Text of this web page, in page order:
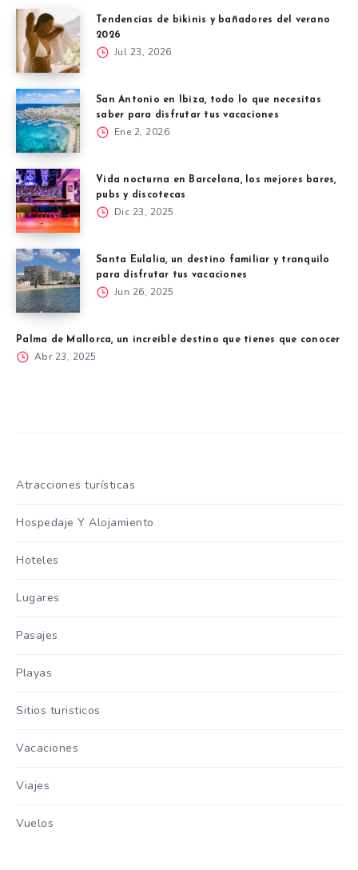
Tendencias de bikinis y bañadores del verano
2026
Jul 23, 2026
San Antonio en Ibiza, todo lo que necesitas
saber para disfrutar tus vacaciones
Ene 2, 2026
Vida nocturna en Barcelona, los mejores bares,
pubs y discotecas
Dic 23, 2025
Santa Eulalia, un destino familiar y tranquilo
para disfrutar tus vacaciones
Jun 26, 2025
Palma de Mallorca, un increíble destino que tienes que conocer
Abr 23, 2025
Atracciones turísticas
Hospedaje Y Alojamiento
Hoteles
Lugares
Pasajes
Playas
Sitios turisticos
Vacaciones
Viajes
Vuelos